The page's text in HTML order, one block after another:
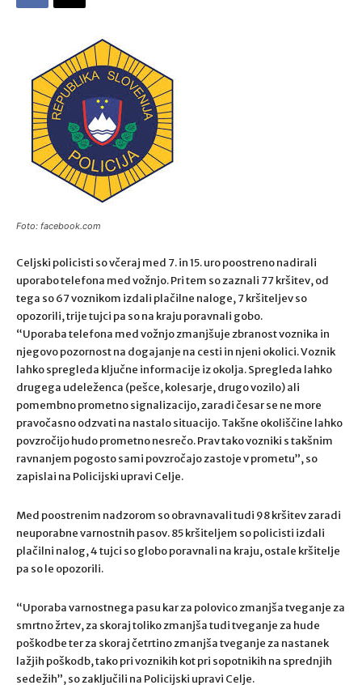
Foto: facebook.com
Celjski policisti so včeraj med 7. in 15. uro poostreno nadirali
uporabo telefona med vožnjo. Pri tem so zaznali 77 kršitev, od
tega so 67 voznikom izdali plačilne naloge, 7 kršiteljev so
opozorili, trije tujci pa so na kraju poravnali gobo.
“Uporaba telefona med vožnjo zmanjšuje zbranost voznika in
njegovo pozornost na dogajanje na cesti in njeni okolici. Voznik
lahko spregleda ključne informacije iz okolja. Spregleda lahko
drugega udeleženca (pešce, kolesarje, drugo vozilo) ali
pomembno prometno signalizacijo, zaradi česar se ne more
pravočasno odzvati na nastalo situacijo. Takšne okoliščine lahko
povzročijo hudo prometno nesrečo. Prav tako vozniki s takšnim
ravnanjem pogosto sami povzročajo zastoje v prometu”, so
zapislai na Policijski upravi Celje.
Med poostrenim nadzorom so obravnavali tudi 98 kršitev zaradi
neuporabne varnostnih pasov. 85 kršiteljem so policisti izdali
plačilni nalog, 4 tujci so globo poravnali na kraju, ostale kršitelje
pa so le opozorili.
“Uporaba varnostnega pasu kar za polovico zmanjša tveganje za
smrtno žrtev, za skoraj toliko zmanjša tudi tveganje za hude
poškodbe ter za skoraj četrtino zmanjša tveganje za nastanek
lažjih poškodb, tako pri voznikih kot pri sopotnikih na sprednjih
sedežih”, so zaključili na Policijski upravi Celje.